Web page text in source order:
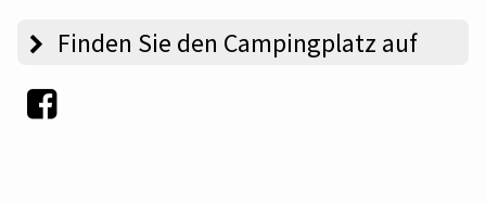
Finden Sie den Campingplatz auf